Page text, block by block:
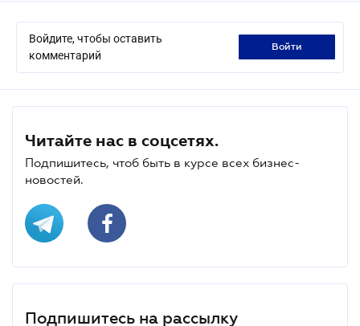
Войдите, чтобы оставить
комментарий
войти
Читайте нас в соцсетях.
Подпишитесь, чтоб быть в курсе всех бизнес-
новостей.
Подпишитесь на рассылку